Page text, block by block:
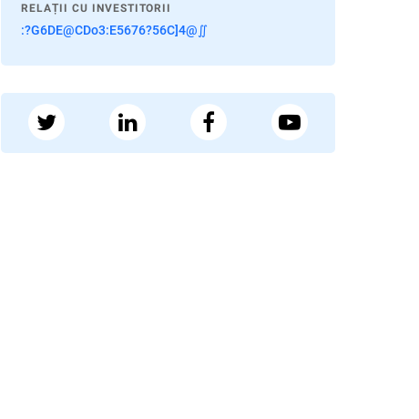
RELAȚII CU INVESTITORII
:?G6DE@CDo3:E5676?56C]4@∬